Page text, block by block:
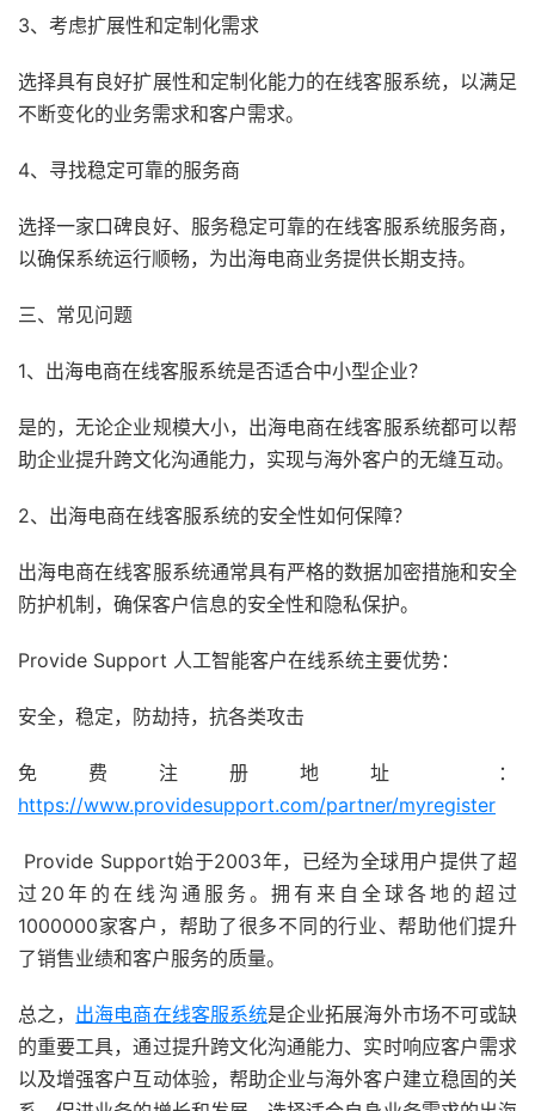
3、考虑扩展性和定制化需求
选择具有良好扩展性和定制化能力的在线客服系统，以满足
不断变化的业务需求和客户需求。
4、寻找稳定可靠的服务商
选择一家口碑良好、服务稳定可靠的在线客服系统服务商，
以确保系统运行顺畅，为出海电商业务提供长期支持。
三、常见问题
1、出海电商在线客服系统是否适合中小型企业？
是的，无论企业规模大小，出海电商在线客服系统都可以帮
助企业提升跨文化沟通能力，实现与海外客户的无缝互动。
2、出海电商在线客服系统的安全性如何保障？
出海电商在线客服系统通常具有严格的数据加密措施和安全
防护机制，确保客户信息的安全性和隐私保护。
Provide Support 人工智能客户在线系统主要优势：
安全，稳定，防劫持，抗各类攻击
免费注册地址 ：
https://www.providesupport.com/partner/myregister
Provide Support始于2003年，已经为全球用户提供了超
过20年的在线沟通服务。拥有来自全球各地的超过
1000000家客户，帮助了很多不同的行业、帮助他们提升
了销售业绩和客户服务的质量。
总之， 出海电商在线客服系统是企业拓展海外市场不可或缺
的重要工具，通过提升跨文化沟通能力、实时响应客户需求
以及增强客户互动体验，帮助企业与海外客户建立稳固的关